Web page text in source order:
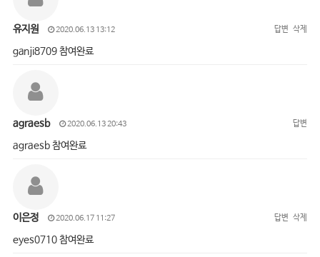
유지원 2020.06.13 13:12 답변 삭제
ganji8709 참여완료
agraesb 2020.06.13 20:43 답변
agraesb 참여완료
이은정 2020.06.17 11:27 답변 삭제
eyes0710 참여완료